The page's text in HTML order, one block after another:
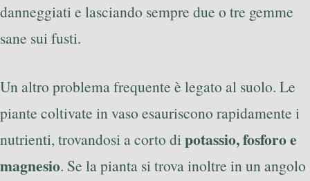
danneggiati e lasciando sempre due o tre gemme
sane sui fusti.
Un altro problema frequente è legato al suolo. Le
piante coltivate in vaso esauriscono rapidamente i
nutrienti, trovandosi a corto dipotassio, fosforo e
magnesio. Se la pianta si trova inoltre in un angolo